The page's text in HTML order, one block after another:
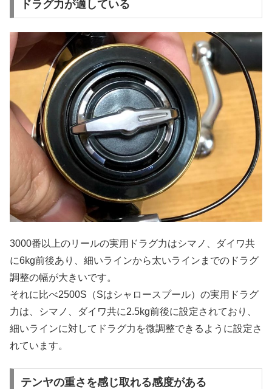
ドラグ力が適している
3000番以上のリールの実用ドラグ力はシマノ、ダイワ共
に6kg前後あり、細いラインから太いラインまでのドラグ
調整の幅が大きいです。
それに比べ2500S（Sはシャロースプール）の実用ドラグ
力は、シマノ、ダイワ共に2.5kg前後に設定されており、
細いラインに対してドラグ力を微調整できるように設定さ
れています。
テンヤの重さを感じ取れる感度がある